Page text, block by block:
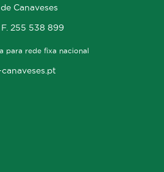
Canaveses
255 538 899
para rede fixa nacional